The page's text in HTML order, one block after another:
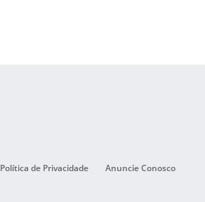
Política de Privacidade Anuncie Conosco